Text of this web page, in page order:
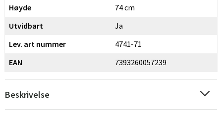
Høyde
74 cm
Utvidbart
Ja
Lev. art nummer
4741-71
EAN
7393260057239
Beskrivelse